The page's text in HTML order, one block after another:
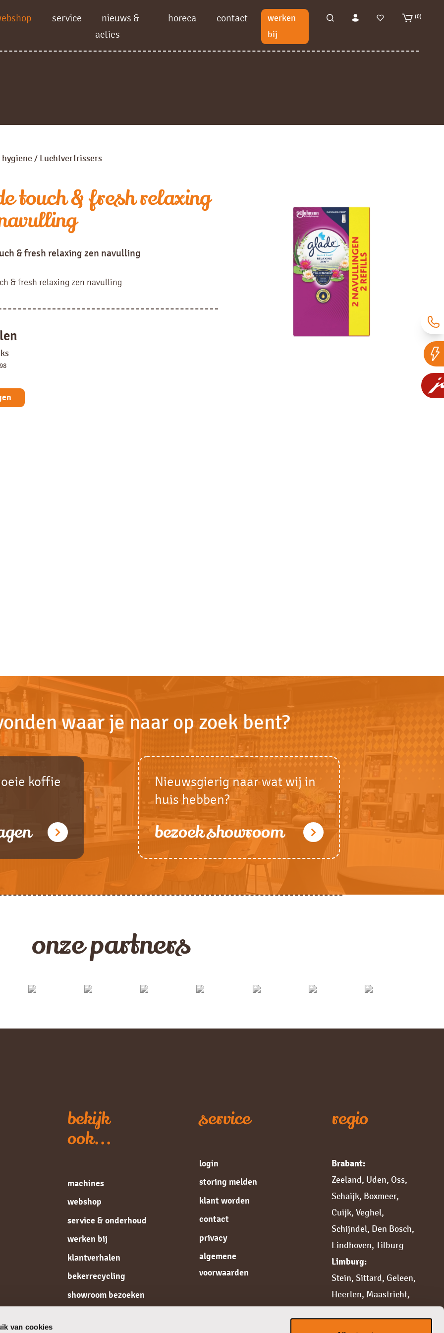
van cookies
service
nieuws &
acties
horeca contact
werken
bij
(0)
hygiene / Luchtverfrissers
touch & fresh relaxing
& fresh relaxing zen navulling
& fresh relaxing zen navulling
waar je naar op zoek bent?
koffie
Nieuwsgierig naar wat wij in
huis hebben?
bezoek showroom
onze partners
bekijk
ook...
machines
webshop
service & onderhoud
werken bij
klantverhalen
bekerrecycling
showroom bezoeken
service
login
storing melden
klant worden
contact
privacy
algemene
voorwaarden
regio
Brabant:
Zeeland, Uden, Oss,
Schaijk, Boxmeer,
Cuijk, Veghel,
Schijndel, Den Bosch,
Eindhoven,Tilburg
Limburg:
Stein,Sittard, Geleen,
Heerlen, Maastricht,
Weert,Roermond,